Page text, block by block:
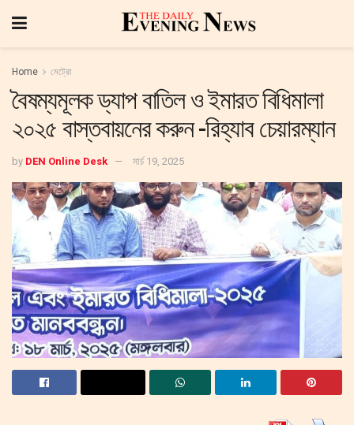
Home মেট্রো
বৈষম্যমূলক ড্যাপ বাতিল ও ইমারত বিধিমালা
২০২৫ বাস্তবায়নের করুন -রিহ্যাব চেয়ারম্যান
by DEN Online Desk মার্চ 19, 2025